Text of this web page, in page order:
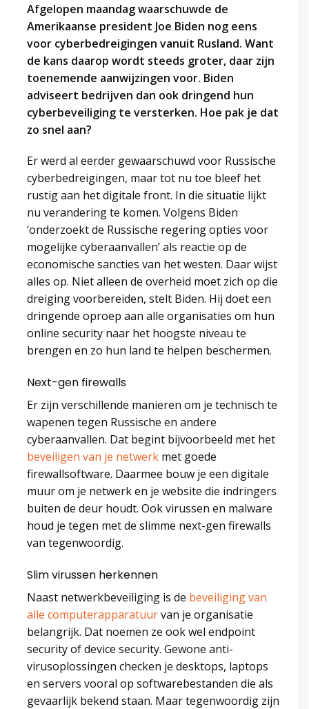
Afgelopen maandag waarschuwde de
Amerikaanse president Joe Biden nog eens
voor cyberbedreigingen vanuit Rusland. Want
de kans daarop wordt steeds groter, daar zijn
toenemende aanwijzingen voor. Biden
adviseert bedrijven dan ook dringend hun
cyberbeveiliging te versterken. Hoe pak je dat
zo snel aan?
Er werd al eerder gewaarschuwd voor Russische
cyberbedreigingen, maar tot nu toe bleef het
rustig aan het digitale front. In die situatie lijkt
nu verandering te komen. Volgens Biden
‘onderzoekt de Russische regering opties voor
mogelijke cyberaanvallen’ als reactie op de
economische sancties van het westen. Daar wijst
alles op. Niet alleen de overheid moet zich op die
dreiging voorbereiden, stelt Biden. Hij doet een
dringende oproep aan alle organisaties om hun
online security naar het hoogste niveau te
brengen en zo hun land te helpen beschermen.
Next-gen firewalls
Er zijn verschillende manieren om je technisch te
wapenen tegen Russische en andere
cyberaanvallen. Dat begint bijvoorbeeld met het
beveiligen van je netwerk met goede
firewallsoftware. Daarmee bouw je een digitale
muur om je netwerk en je website die indringers
buiten de deur houdt. Ook virussen en malware
houd je tegen met de slimme next-gen firewalls
van tegenwoordig.
Slim virussen herkennen
Naast netwerkbeveiliging is de beveiliging van
alle computerapparatuurvan je organisatie
belangrijk. Dat noemen ze ook wel endpoint
security of device security. Gewone anti-
virusoplossingen checken je desktops, laptops
en servers vooral op softwarebestanden die als
gevaarlijk bekend staan. Maar tegenwoordig zijn